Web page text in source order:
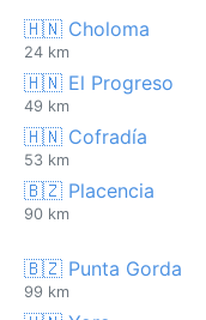
🇭🇳 Choloma
24 km
🇭🇳 El Progreso
49 km
🇭🇳 Cofradía
53 km
🇧🇿 Placencia
90 km
🇧🇿 Punta Gorda
99 km